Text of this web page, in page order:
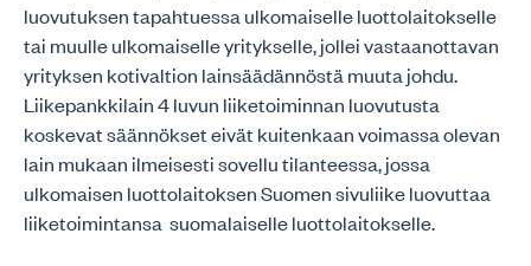
luovutuksen tapahtuessa ulkomaiselle luottolaitokselle
tai muulle ulkomaiselle yritykselle, jollei vastaanottavan
yrityksen kotivaltion lainsäädännöstä muuta johdu.
Liikepankkilain 4 luvun liiketoiminnan luovutusta
koskevat säännökset eivät kuitenkaan voimassa olevan
lain mukaan ilmeisesti sovellu tilanteessa, jossa
ulkomaisen luottolaitoksen Suomen sivuliike luovuttaa
liiketoimintansa suomalaiselle luottolaitokselle.